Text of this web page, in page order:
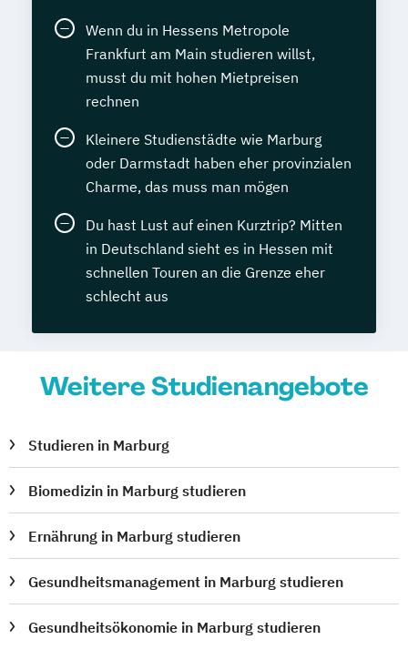
Wenn du in Hessens Metropole
Frankfurt am Main studieren willst,
musst du mit hohen Mietpreisen
rechnen
Kleinere Studienstädte wie Marburg
oder Darmstadt haben eher provinzialen
Charme, das muss man mögen
Du hast Lust auf einen Kurztrip? Mitten
in Deutschland sieht es in Hessen mit
schnellen Touren an die Grenze eher
schlecht aus
Weitere Studienangebote
Studieren in Marburg
Biomedizin in Marburg studieren
Ernährung in Marburg studieren
Gesundheitsmanagement in Marburg studieren
Gesundheitsökonomie in Marburg studieren